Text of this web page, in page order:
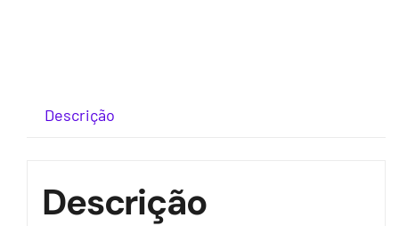
Descrição
Descrição